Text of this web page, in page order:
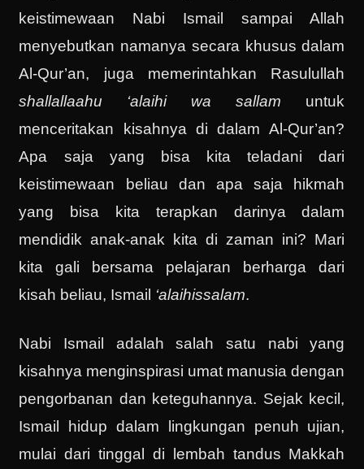
keistimewaan Nabi Ismail sampai Allah
menyebutkan namanya secara khusus dalam
Al-Qur’an, juga memerintahkan Rasulullah
shallallaahu ‘alaihi wa sallam untuk
menceritakan kisahnya di dalam Al-Qur’an?
Apa saja yang bisa kita teladani dari
keistimewaan beliau dan apa saja hikmah
yang bisa kita terapkan darinya dalam
mendidik anak-anak kita di zaman ini? Mari
kita gali bersama pelajaran berharga dari
kisah beliau, Ismail ‘alaihissalam.
Nabi Ismail adalah salah satu nabi yang
kisahnya menginspirasi umat manusia dengan
pengorbanan dan keteguhannya. Sejak kecil,
Ismail hidup dalam lingkungan penuh ujian,
mulai dari tinggal di lembah tandus Makkah